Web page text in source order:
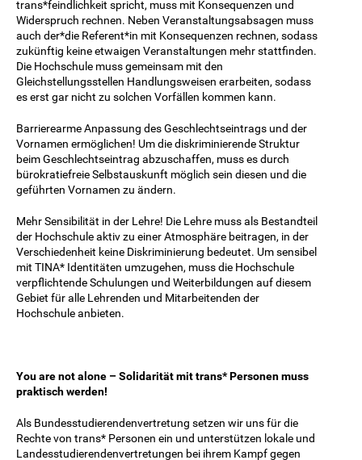
trans*feindlichkeit spricht, muss mit Konsequenzen und
Widerspruch rechnen. Neben Veranstaltungsabsagen muss
auch der*die Referent*in mit Konsequenzen rechnen, sodass
zukünftig keine etwaigen Veranstaltungen mehr stattfinden.
Die Hochschule muss gemeinsam mit den
Gleichstellungsstellen Handlungsweisen erarbeiten, sodass
es erst gar nicht zu solchen Vorfällen kommen kann.
Barrierearme Anpassung des Geschlechtseintrags und der
Vornamen ermöglichen! Um die diskriminierende Struktur
beim Geschlechtseintrag abzuschaffen, muss es durch
bürokratiefreie Selbstauskunft möglich sein diesen und die
geführten Vornamen zu ändern.
Mehr Sensibilität in der Lehre! Die Lehre muss als Bestandteil
der Hochschule aktiv zu einer Atmosphäre beitragen, in der
Verschiedenheit keine Diskriminierung bedeutet. Um sensibel
mit TINA* Identitäten umzugehen, muss die Hochschule
verpflichtende Schulungen und Weiterbildungen auf diesem
Gebiet für alle Lehrenden und Mitarbeitenden der
Hochschule anbieten.
You are not alone – Solidarität mit trans* Personen muss
praktisch werden!
Als Bundesstudierendenvertretung setzen wir uns für die
Rechte von trans* Personen ein und unterstützen lokale und
Landesstudierendenvertretungen bei ihrem Kampf gegen